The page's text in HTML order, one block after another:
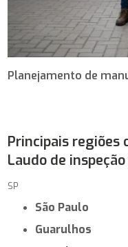
Planejamento de
Principais regiões
Laudo de
SP
São Paulo
Guarulhos